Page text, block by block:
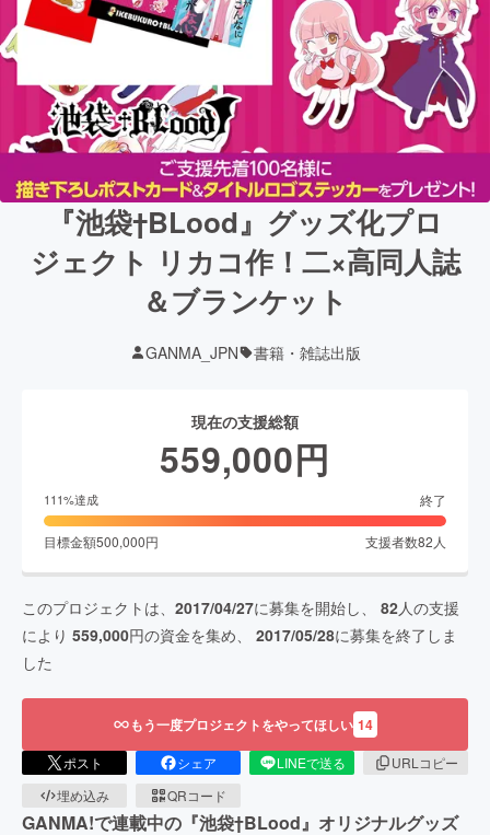
『池袋†BLood』グッズ化プロ
ジェクト リカコ作！二×高同人誌
＆ブランケット
GANMA_JPN 書籍・雑誌出版
現在の支援総額
559,000円
111%達成 終了
目標金額500,000円 支援者数82 人
このプロジェクトは、 2017/04/27に募集を開始し、 82人の支援
により 559,000円の資金を集め、 2017/05/28に募集を終了しま
した
もう一度プロジェクトをやってほしい 14
ポスト シェア LINEで送る
URLコピー
埋め込み
QRコード
GANMA!で連載中の『池袋†BLood』オリジナルグッズ